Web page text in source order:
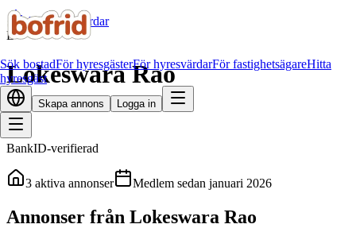
Sök bostadFör hyresgästerFör hyresvärdarFör fastighetsägareHitta
hyresgäst
Skapa annons Logga in
Alla hyresvärdar
L
Lokeswara Rao
BankID-verifierad
3 aktiva annonser Medlem sedan januari 2026
Annonser från Lokeswara Rao